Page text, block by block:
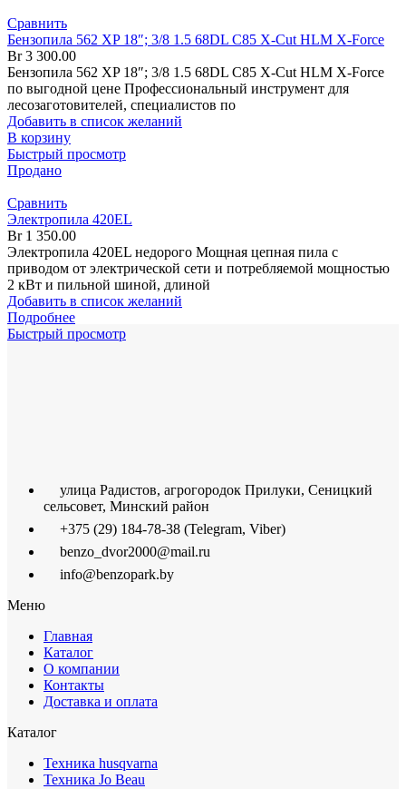
Сравнить
Бензопила 562 XP 18″; 3/8 1.5 68DL C85 X-Cut HLM X-Force
Br3 300.00
Бензопила 562 XP 18″; 3/8 1.5 68DL C85 X-Cut HLM X-Force
по выгодной цене Профессиональный инструмент для
лесозаготовителей, специалистов по
Добавить в список желаний
В корзину
Быстрый просмотр
Продано
Сравнить
Электропила 420EL
Br1 350.00
Электропила 420EL недорого Мощная цепная пила с
приводом от электрической сети и потребляемой мощностью
2 кВт и пильной шиной, длиной
Добавить в список желаний
Подробнее
Быстрый просмотр
улица Радистов, агрогородок Прилуки, Сеницкий
сельсовет, Минский район
+375 (29) 184-78-38 (Telegram, Viber)
benzo_dvor2000@mail.ru
info@benzopark.by
Меню
Главная
Каталог
О компании
Контакты
Доставка и оплата
Каталог
Техника husqvarna
Техника Jo Beau